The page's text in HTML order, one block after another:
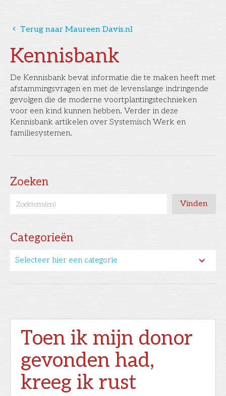
Kennisbank
De Kennisbank bevat informatie die te maken heeft met
afstammingsvragen en met de levenslange indringende
gevolgen die de moderne voortplantingstechnieken
voor een kind kunnen hebben. Verder in deze
Kennisbank artikelen over Systemisch Werk en
familiesystemen.
Zoeken
Categorieën
Selecteer hier een categorie
󰅁 Terug naar Maureen Davis.nl
Toen ik mijn donor
gevonden had,
kreeg ik rust